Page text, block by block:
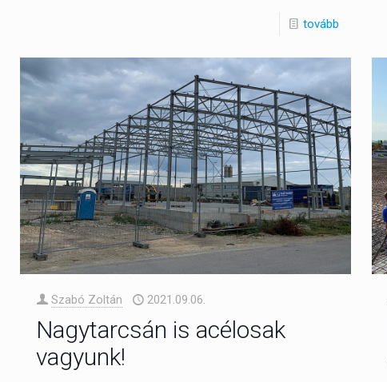
tovább
Szabó Zoltán 2021.09.06.
Nagytarcsán is acélosak
vagyunk!